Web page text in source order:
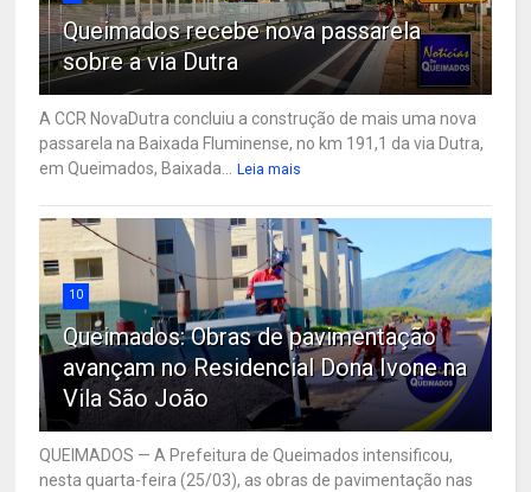
Queimados recebe nova passarela
sobre a via Dutra
A CCR NovaDutra concluiu a construção de mais uma nova
passarela na Baixada Fluminense, no km 191,1 da via Dutra,
em Queimados, Baixada...
Leia mais
10
Queimados: Obras de pavimentação
avançam no Residencial Dona Ivone na
Vila São João
QUEIMADOS — A Prefeitura de Queimados intensificou,
nesta quarta-feira (25/03), as obras de pavimentação nas